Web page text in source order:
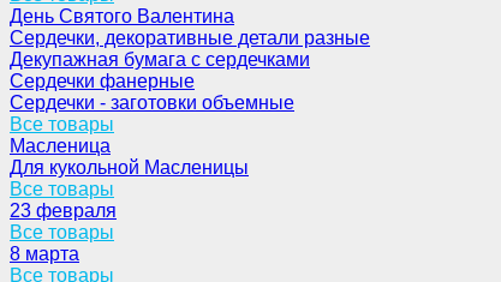
День Святого Валентина
Сердечки, декоративные детали разные
Декупажная бумага с сердечками
Сердечки фанерные
Сердечки - заготовки объемные
Все товары
Масленица
Для кукольной Масленицы
Все товары
23 февраля
Все товары
8 марта
Все товары